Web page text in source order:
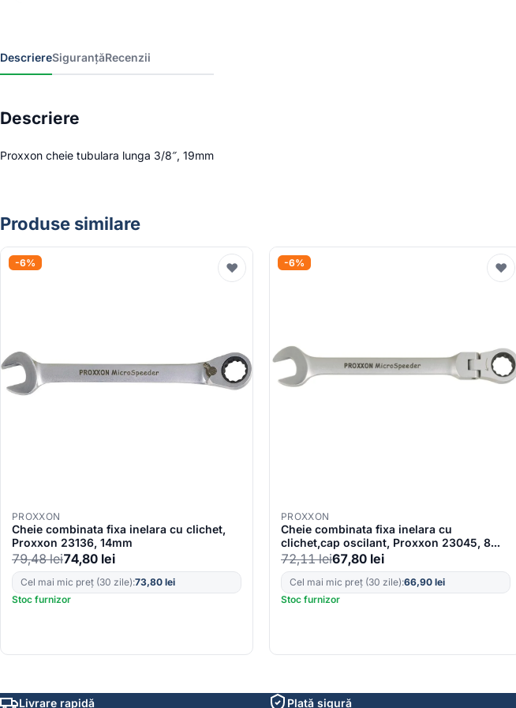
DescriereSiguranțăRecenzii
Descriere
Proxxon cheie tubulara lunga 3/8″, 19mm
Produse similare
-6% ♥
PROXXON
Cheie combinata fixa inelara cu clichet,
Proxxon 23136, 14mm
79,48lei74,80 lei
Cel mai mic preț (30 zile):73,80 lei
Stoc furnizor
-6% ♥
PROXXON
Cheie combinata fixa inelara cu
clichet,cap oscilant, Proxxon 23045, 8
mm
72,11lei67,80 lei
Cel mai mic preț (30 zile):66,90 lei
Stoc furnizor
Livrare rapidă Plată sigură